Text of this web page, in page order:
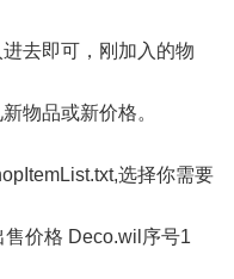
去即可，刚加入的物
物品或新价格。
选择你需要
价格 Deco.wil序号1